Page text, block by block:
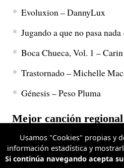
Evoluxion – DannyLux
Jugando a que no pasa
Boca Chueca, Vol. 1 –
Trastornado – Michelle
Génesis – Peso Pluma
Mejor canción
Aquí mando yo – Los
Canción para olvidarte –
Usamos "Cookies" propias y
información estadística y
Si continúa navegando acepta